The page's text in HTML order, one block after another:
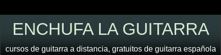
ENCHUFA LA GUITARRA
cursos de guitarra a distancia, gratuitos de guitarra española